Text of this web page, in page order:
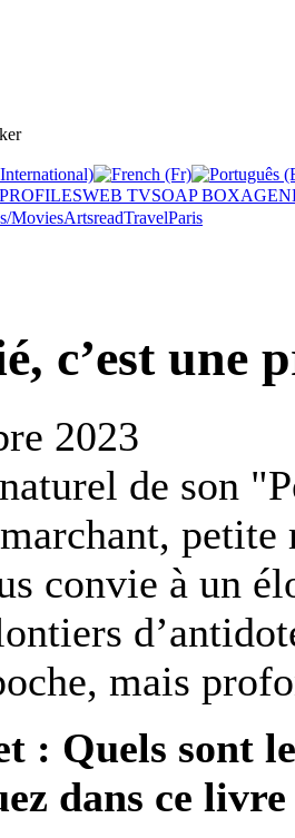
PROFILESWEB TVSOAP BOX
MoviesArtsreadTravelParis
c’est une
2023
de son
convie à un
mais
: Quels sont
dans ce livre